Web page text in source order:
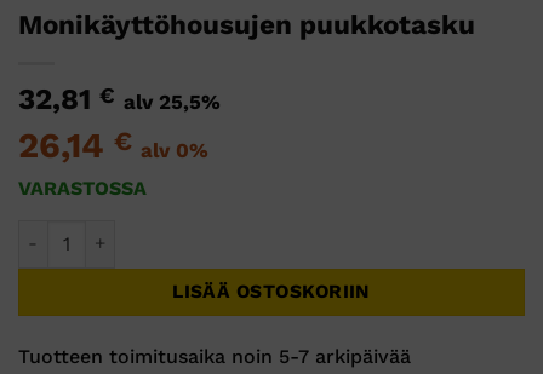
Monikäyttöhousujen puukkotasku
32,81 € alv 25,5%
26,14 € alv 0%
VARASTOSSA
LISÄÄ OSTOSKORIIN
Tuotteen toimitusaika noin 5-7 arkipäivää